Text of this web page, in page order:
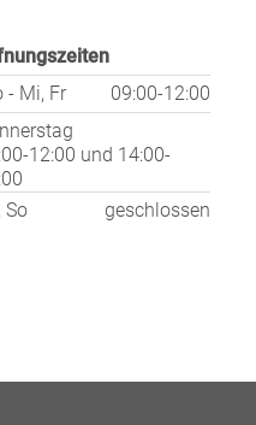
- Mi, Fr
09:00-12:00
12:00 und 14:00-
So
geschlossen